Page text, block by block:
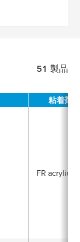
51 製品
粘着剤
FR acrylic